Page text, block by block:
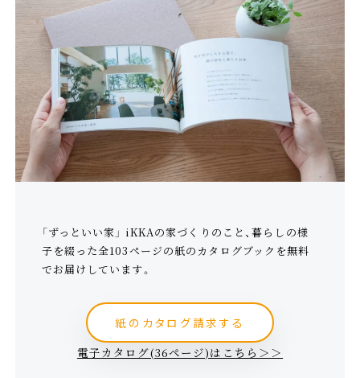
「ずっといい家」 iKKAの家づくりのこと、暮らしの様
子を綴った全103ページの紙のカタログブックを無料
でお届けしています。
紙のカタログ請求する
電子カタログ(36ページ)はこちら＞＞